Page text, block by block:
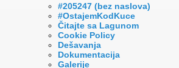
#205247 (bez naslova)
#OstajemKodKuce
Čitajte sa Lagunom
Cookie Policy
Dešavanja
Dokumentacija
Galerije